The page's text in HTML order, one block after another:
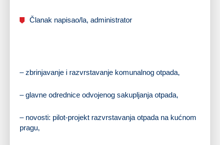
Članak napisao/la, administrator
– zbrinjavanje i razvrstavanje komunalnog otpada,
– glavne odrednice odvojenog sakupljanja otpada,
– novosti: pilot-projekt razvrstavanja otpada na kućnom
pragu,